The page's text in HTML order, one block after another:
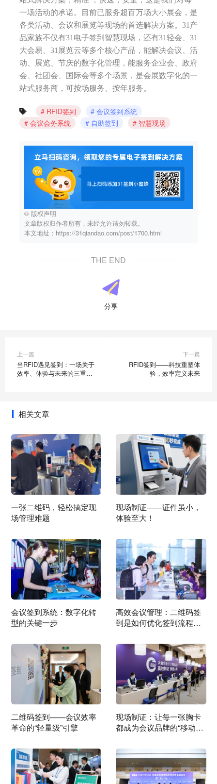
一场活动的承诺。目前已服务超百万场大小展会，是
各类活动、会议和展览等现场的首选解决方案。31产
品家族不仅有31电子签到智慧现场，还有31轻会、31
大会易、31展览云等多个核心产品，能解决会议、活
动、展览、节庆的数字化管理，能服务企业会、政府
会、社团会、国际会等多个场景，是会展数字化的一
站式服务商，可按场服务、按年服务。
RFID签到
会议签到系统
会议会务系统
自助签到 智慧现场
© 版权声明
文章版权归作者所有，未经允许请勿转载。
本文地址：https://31qiandao.com/post/1700.html
THE END
分享
上一篇
当RFID遇见签到：一场关于
效率、体验与未来的三重革
命
下一篇
RFID签到——科技重塑体
验，效率定义未来
相关文章
一张二维码，轻松搞定现
场管理难题
现场制证——证件虽小，
体验至大！
会议签到系统：数字化转
型的关键一步
高效会议管理：二维码签
到是如何优化签到流程
二维码签到——会议效率
革命的“轻量级”引擎
现场制证：让每一张胸卡
都成为会议品牌的“移动广